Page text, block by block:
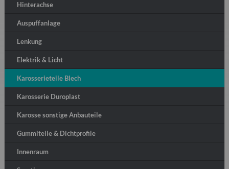
Hinterachse
Auspuffanlage
Lenkung
Elektrik & Licht
Karosserieteile Blech
Karosserie Duroplast
Karosse sonstige Anbauteile
Gummiteile & Dichtprofile
Innenraum